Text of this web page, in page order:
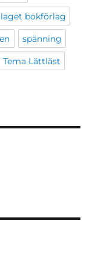
bokförlag
spänning
Tema Lättläst